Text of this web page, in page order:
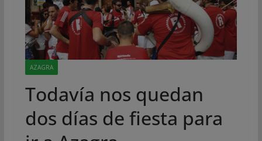
AZAGRA
Todavía nos quedan
dos días de fiesta para